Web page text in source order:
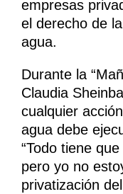
empresas
el derecho de
agua.
Durante la
Claudia
cualquier
agua debe
“Todo tiene
pero yo no
privatización